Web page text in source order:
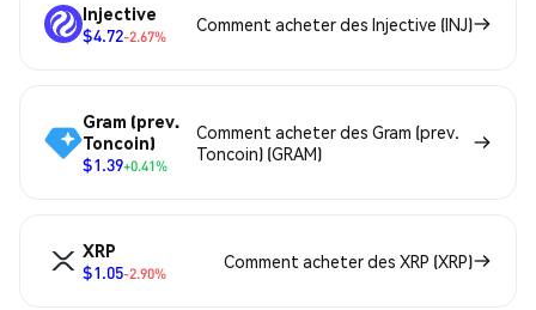
Injective
$4.72-2.67%
Comment acheter des Injective (INJ)
Gram (prev.
Toncoin)
$1.39+0.41%
Comment acheter des Gram (prev.
Toncoin) (GRAM)
XRP
$1.05-2.90%
Comment acheter des XRP (XRP)